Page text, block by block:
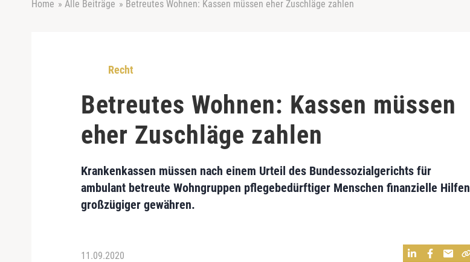
Home » Alle Beiträge » Betreutes Wohnen: Kassen müssen eher Zuschläge zahlen
Recht
Betreutes Wohnen: Kassen müssen
eher Zuschläge zahlen
Krankenkassen müssen nach einem Urteil des Bundessozialgerichts für
ambulant betreute Wohngruppen pflegebedürftiger Menschen finanzielle Hilfen
großzügiger gewähren.
11.09.2020